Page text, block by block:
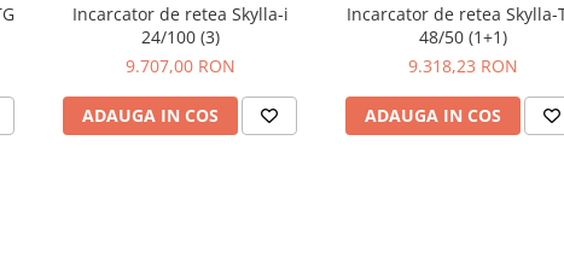
Incarcator de retea Skylla-i
24/100 (3)
9.707,00 RON
ADAUGA IN COS
Incarcator de retea Skylla-
48/50 (1+1)
9.318,23 RON
ADAUGA IN COS